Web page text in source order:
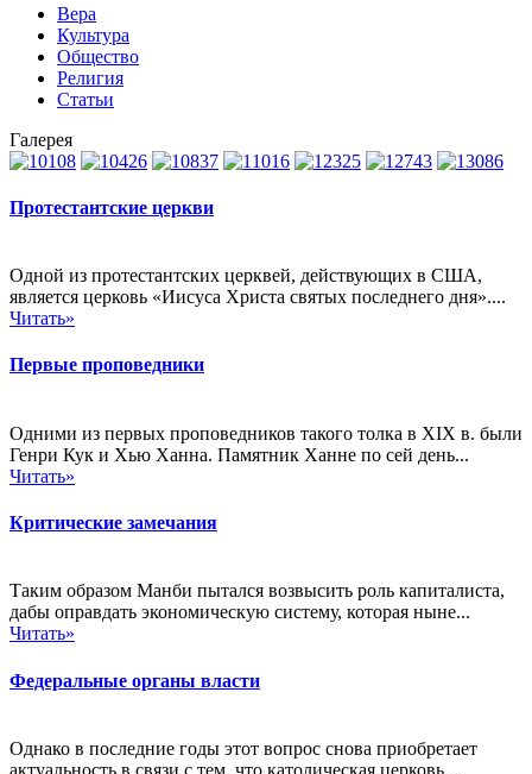
Вера
Культура
Общество
Религия
Статьи
Галерея
Протестантские церкви
Одной из протестантских церквей, действующих в США,
является церковь «Иисуса Христа святых последнего дня»....
Читать»
Первые проповедники
Одними из первых проповедников такого толка в XIX в. были
Генри Кук и Хью Ханна. Памятник Ханне по сей день...
Читать»
Критические замечания
Таким образом Манби пытался возвысить роль капиталиста,
дабы оправдать экономическую систему, которая ныне...
Читать»
Федеральные органы власти
Однако в последние годы этот вопрос снова приобретает
актуальность в связи с тем, что католическая церковь...